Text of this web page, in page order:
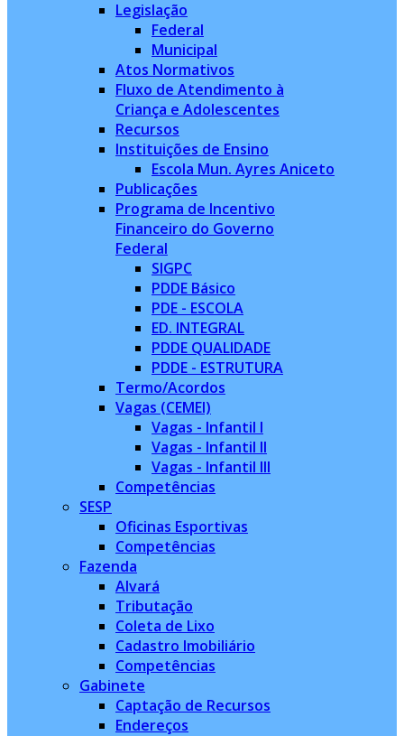
Legislação
Federal
Municipal
Atos Normativos
Fluxo de Atendimento à
Criança e Adolescentes
Recursos
Instituições de Ensino
Escola Mun. Ayres Aniceto
Publicações
Programa de Incentivo
Financeiro do Governo
Federal
SIGPC
PDDE Básico
PDE - ESCOLA
ED. INTEGRAL
PDDE QUALIDADE
PDDE - ESTRUTURA
Termo/Acordos
Vagas (CEMEI)
Vagas - Infantil I
Vagas - Infantil II
Vagas - Infantil III
Competências
SESP
Oficinas Esportivas
Competências
Fazenda
Alvará
Tributação
Coleta de Lixo
Cadastro Imobiliário
Competências
Gabinete
Captação de Recursos
Endereços